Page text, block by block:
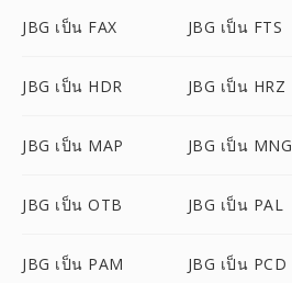
JBG เป็น FAX JBG เป็น FTS
JBG เป็น HDR JBG เป็น HRZ
JBG เป็น MAP JBG เป็น MNG
JBG เป็น OTB JBG เป็น PAL
JBG เป็น PAM JBG เป็น PCD